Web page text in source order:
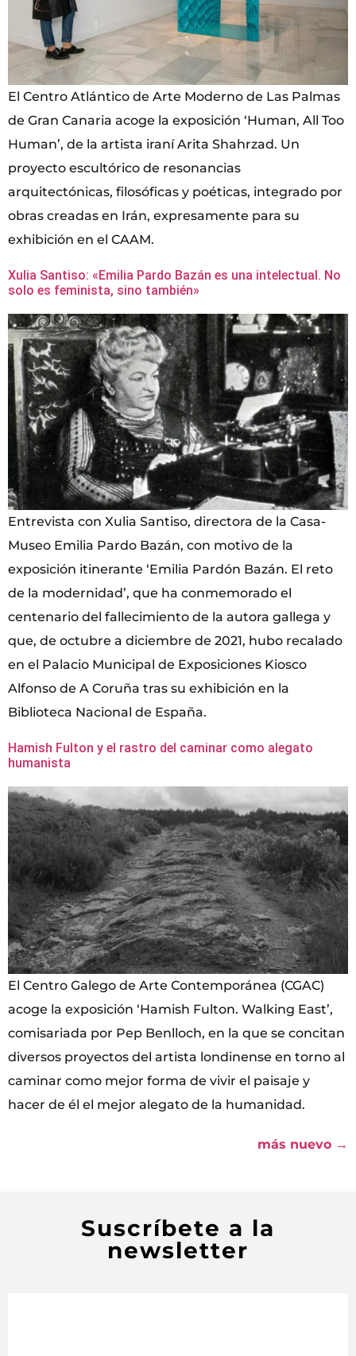
El Centro Atlántico de Arte Moderno de Las Palmas
de Gran Canaria acoge la exposición ‘Human, All Too
Human’, de la artista iraní Arita Shahrzad. Un
proyecto escultórico de resonancias
arquitectónicas, filosóficas y poéticas, integrado por
obras creadas en Irán, expresamente para su
exhibición en el CAAM.
Xulia Santiso: «Emilia Pardo Bazán es una intelectual. No
solo es feminista, sino también»
Entrevista con Xulia Santiso, directora de la Casa-
Museo Emilia Pardo Bazán, con motivo de la
exposición itinerante ‘Emilia Pardón Bazán. El reto
de la modernidad’, que ha conmemorado el
centenario del fallecimiento de la autora gallega y
que, de octubre a diciembre de 2021, hubo recalado
en el Palacio Municipal de Exposiciones Kiosco
Alfonso de A Coruña tras su exhibición en la
Biblioteca Nacional de España.
Hamish Fulton y el rastro del caminar como alegato
humanista
El Centro Galego de Arte Contemporánea (CGAC)
acoge la exposición ‘Hamish Fulton. Walking East’,
comisariada por Pep Benlloch, en la que se concitan
diversos proyectos del artista londinense en torno al
caminar como mejor forma de vivir el paisaje y
hacer de él el mejor alegato de la humanidad.
más nuevo →
Suscríbete a la
newsletter